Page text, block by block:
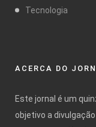
Tecnologia
ACERCA DO
Este jornal é um
objetivo a